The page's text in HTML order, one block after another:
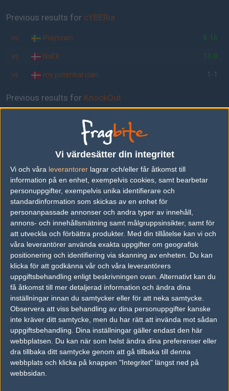
Vi värdesätter din integritet
Vi och våra leverantorer lagrar och/eller får åtkomst till
information på en enhet, exempelvis cookies, samt bearbetar
personuppgifter, exempelvis unika identifierare och
standardinformation som skickas av en enhet för
personanpassade annonser och andra typer av innehåll,
annons- och innehållsmätning samt målgruppsinsikter, samt för
att utveckla och förbättra produkter. Med din tillåtelse kan vi och
våra leverantörer använda exakta uppgifter om geografisk
positionering och identifiering via skanning av enheten. Du kan
klicka för att godkänna vår och våra leverantörers
uppgiftsbehandling enligt beskrivningen ovan. Alternativt kan du
få åtkomst till mer detaljerad information och ändra dina
inställningar innan du samtycker eller för att neka samtycke.
Observera att viss behandling av dina personuppgifter kanske
inte kräver ditt samtycke, men du har rätt att invända mot sådan
uppgiftsbehandling. Dina inställningar gäller endast den här
webbplatsen. Du kan när som helst ändra dina preferenser eller
dra tillbaka ditt samtycke genom att gå tillbaka till denna
webbplats och klicka på knappen "Integritet" längst ned på
webbsidan.
Previous results for cYBERia
vs. Playtown 8-16
vs. NoFX 13-9
vs. my potential clan 1-1
Previous results for KnockOut
Team Nacho
yourname
Tipset
Du måste vara inloggad för att kunna satsa våra vackra bites på en
match. Har du inget konto?Registrera dignu, snabbt och smärtfritt!
cYBERia KnockOut
50%
0 kommentarer —skriv kommentar
Ingen har skrivit någon kommentar ännu.
Skriv en kommentar